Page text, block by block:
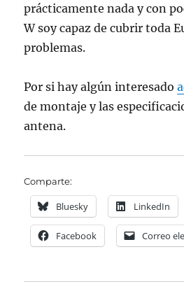
prácticamente nada y con
W soy capaz de cubrir toda
problemas.
Por si hay algún interesado
de montaje y las
antena.
Comparte:
Bluesky LinkedIn
Facebook Correo